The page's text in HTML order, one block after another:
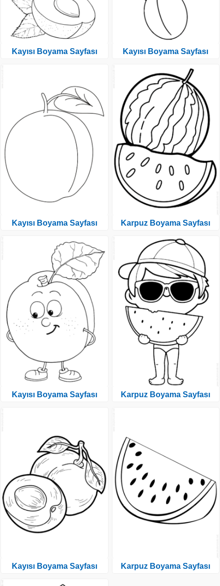
Kayısı Boyama Sayfası
Kayısı Boyama Sayfası
Kayısı Boyama Sayfası
Kayısı Boyama Sayfası
Kayısı Boyama Sayfası
Karpuz Boyama Sayfası
Karpuz Boyama Sayfası
Karpuz Boyama Sayfası